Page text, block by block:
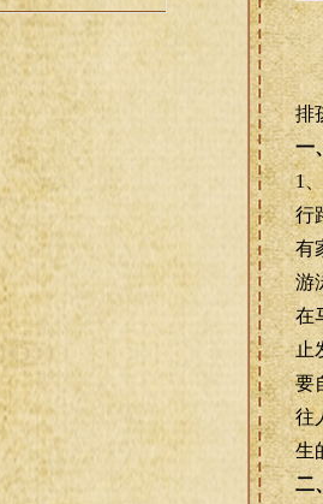
排
一
1
行
有
游
在
止
要
往
生
二